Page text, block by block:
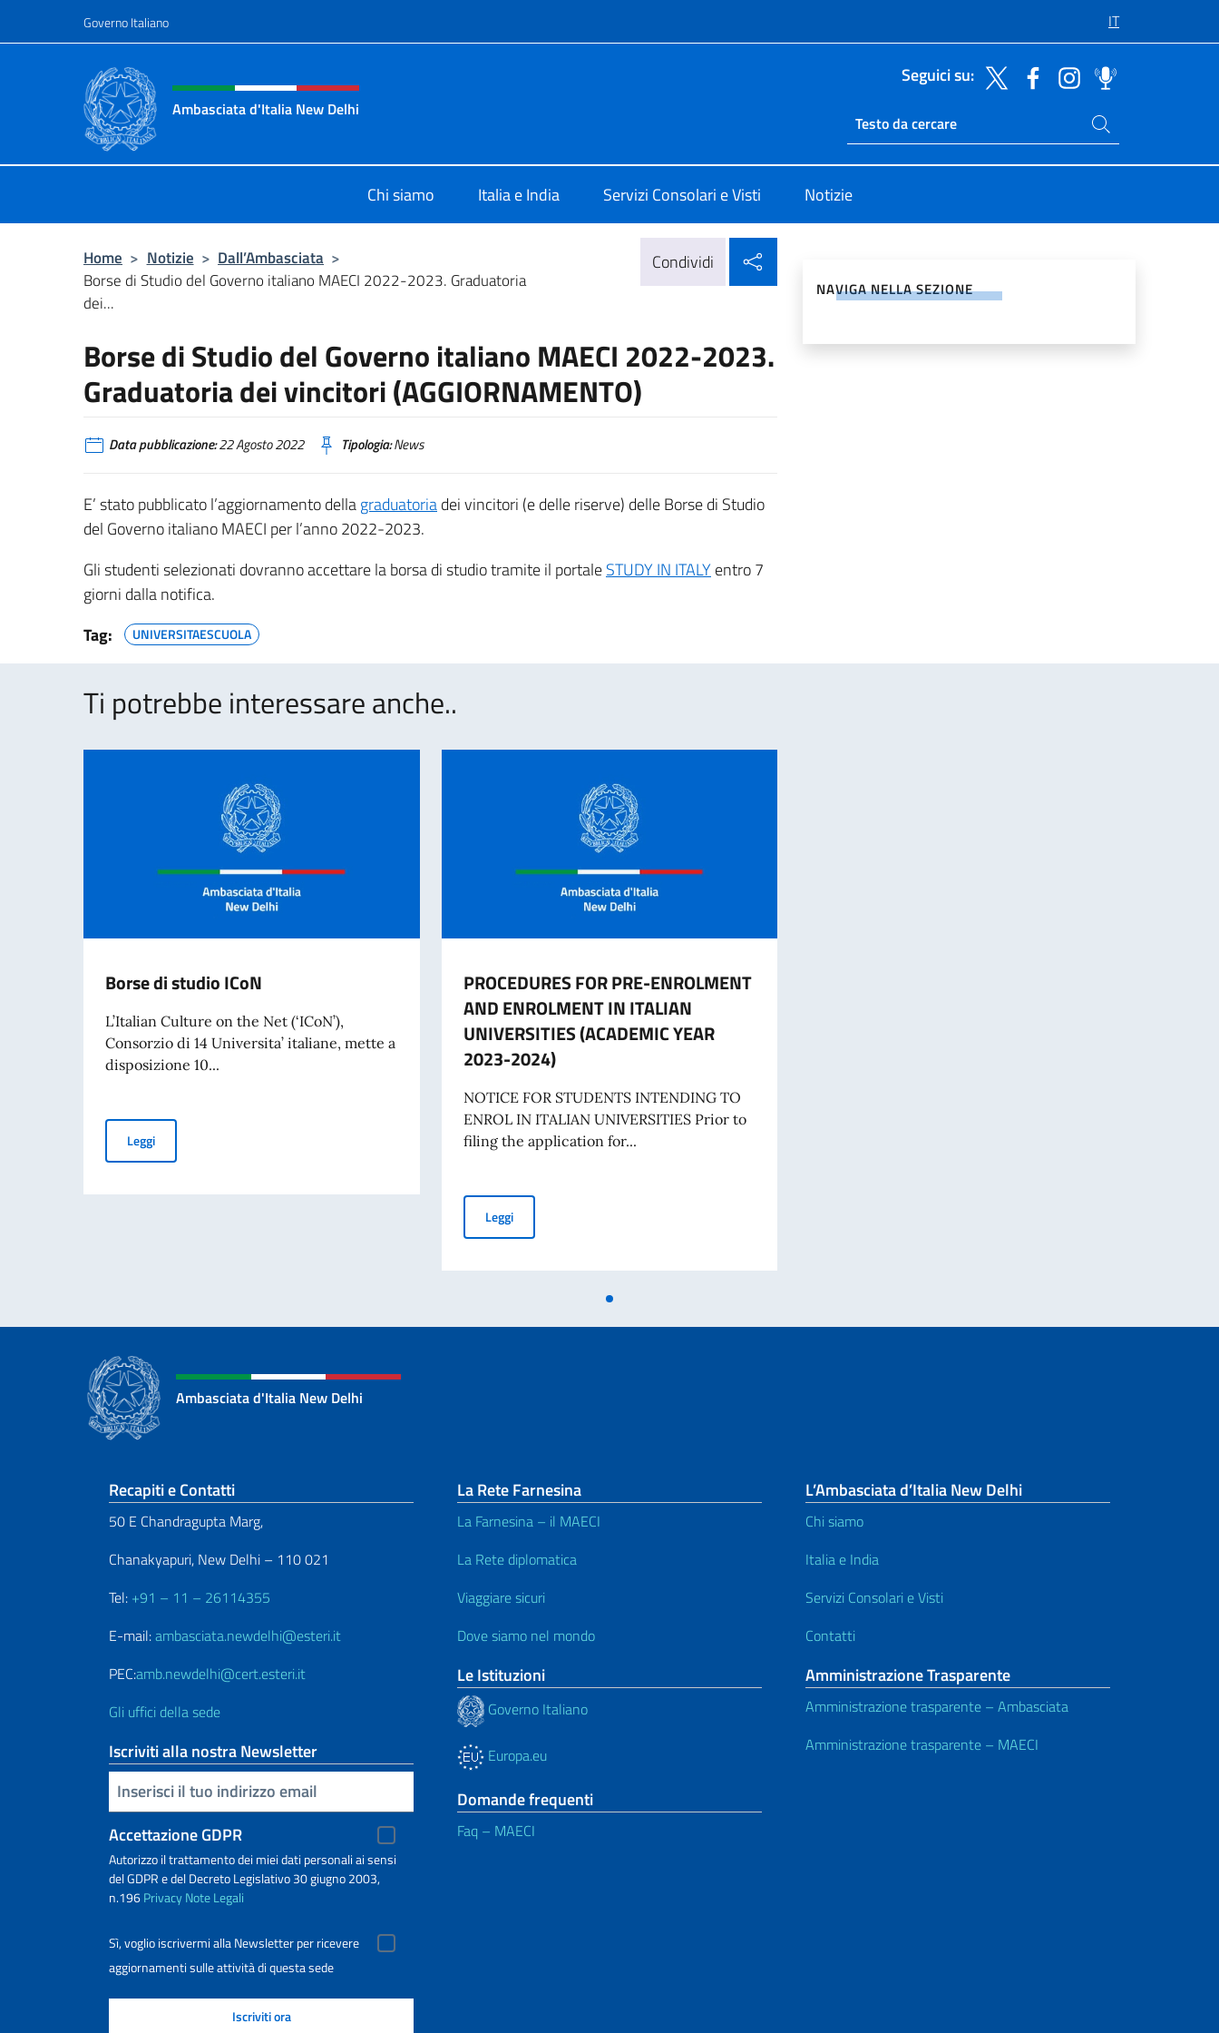
Governo Italiano IT
Intestazione sito, social e menù
Ambasciata d'Italia New Delhi
Seguici su:
Ricerca sito live
Cerca nel sito
Chi siamo Italia e India Servizi Consolari e Visti Notizie
Home > Notizie > Dall’Ambasciata >
Borse di Studio del Governo italiano MAECI 2022-2023. Graduatoria
dei...
Condividi
Borse di Studio del Governo italiano MAECI 2022-2023.
Graduatoria dei vincitori (AGGIORNAMENTO)
Data pubblicazione:22 Agosto 2022 Tipologia:News
E’ stato pubblicato l’aggiornamento dellagraduatoriadei vincitori (e delle riserve) delle Borse di Studio
del Governo italiano MAECI per l’anno 2022-2023.
Gli studenti selezionati dovranno accettare la borsa di studio tramite il portaleSTUDY IN ITALYentro 7
giorni dalla notifica.
Tag:
UNIVERSITAESCUOLA
NAVIGA NELLA SEZIONE
Ti potrebbe interessare anche..
Borse di studio ICoN
L’Italian Culture on the Net (‘ICoN’),
Consorzio di 14 Universita’ italiane, mette a
disposizione 10...
LeggiBorse di studio ICoN
PROCEDURES FOR PRE-ENROLMENT
AND ENROLMENT IN ITALIAN
UNIVERSITIES (ACADEMIC YEAR
2023-2024)
NOTICE FOR STUDENTS INTENDING TO
ENROL IN ITALIAN UNIVERSITIES Prior to
filing the application for...
LeggiPROCEDURES FOR PRE-ENROLMENT AND ENROLMENT IN ITALIAN UNIVERSITIES (ACADEMIC YEAR 2023-2024)
Ambasciata d'Italia New Delhi
Sezione footer
Recapiti e Contatti
50 E Chandragupta Marg,
Chanakyapuri, New Delhi – 110 021
Tel: +91 – 11 – 26114355
E-mail:ambasciata.newdelhi@esteri.it
PEC:amb.newdelhi@cert.esteri.it
Gli uffici della sede
Iscriviti alla nostra Newsletter
Inserisci la tua email
Accettazione GDPR
Autorizzo il trattamento dei miei dati personali ai sensi
del GDPR e del Decreto Legislativo 30 giugno 2003,
n.196PrivacyNote Legali
Sì, voglio iscrivermi alla Newsletter per ricevere
aggiornamenti sulle attività di questa sede
La Rete Farnesina
La Farnesina – il MAECI
La Rete diplomatica
Viaggiare sicuri
Dove siamo nel mondo
Le Istituzioni
Governo Italiano
Europa.eu
Domande frequenti
Faq – MAECI
L’Ambasciata d’Italia New Delhi
Chi siamo
Italia e India
Servizi Consolari e Visti
Contatti
Amministrazione Trasparente
Amministrazione trasparente – Ambasciata
Amministrazione trasparente – MAECI